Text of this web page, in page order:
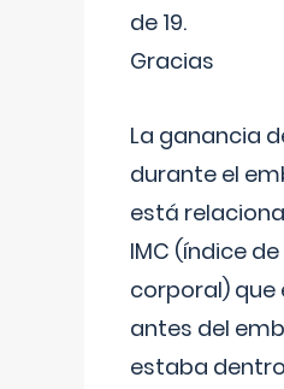
de 19.
Gracias
La ganancia
durante el
está
IMC (índice
corporal) que
antes del
estaba